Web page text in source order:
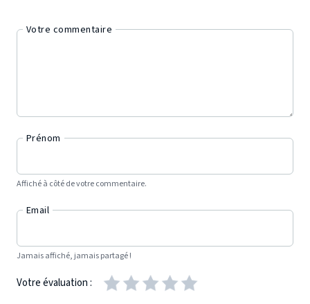
Votre commentaire
Prénom
Affiché à côté de votre commentaire.
Email
Jamais affiché, jamais partagé !
Votre évaluation :